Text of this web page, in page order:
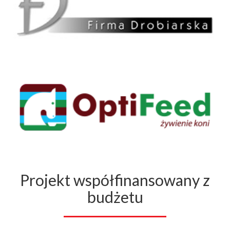
Projekt współfinansowany z
budżetu